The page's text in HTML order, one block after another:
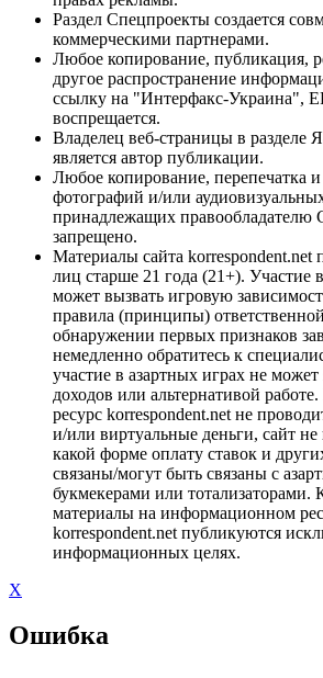
Раздел Спецпроекты создается
коммерческими партнерами.
Любое копирование, публикация,
другое распространение
ссылку на "Интерфакс-Украина",
воспрещается.
Владелец веб-страницы в разделе
является автор публикации.
Любое копирование, перепечатка
фотографий и/или
принадлежащих правообладателю
запрещено.
Материалы сайта korrespondent.net
лиц старше 21 года (21+). Участие
может вызвать игровую
правила (принципы)
обнаружении первых признаков
немедленно обратитесь к
участие в азартных играх не
доходов или альтернативой
ресурс korrespondent.net не
и/или виртуальные деньги, сайт
какой форме оплату ставок и
связаны/могут быть связаны с
букмекерами или тотализаторами.
материалы на информационном
korrespondent.net публикуются
информационных целях.
X
Ошибка